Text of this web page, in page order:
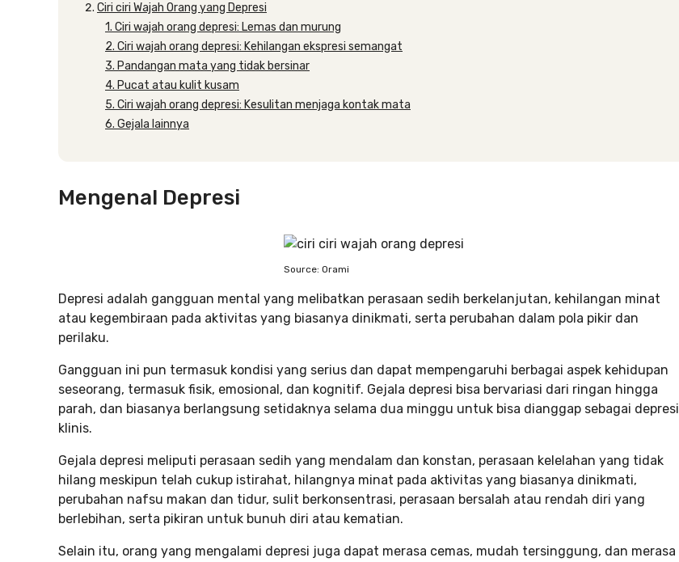
Ciri ciri Wajah Orang yang Depresi
1. Ciri wajah orang depresi: Lemas dan murung
2. Ciri wajah orang depresi: Kehilangan ekspresi semangat
3. Pandangan mata yang tidak bersinar
4. Pucat atau kulit kusam
5. Ciri wajah orang depresi: Kesulitan menjaga kontak mata
6. Gejala lainnya
Mengenal Depresi
Source: Orami
Depresi adalah gangguan mental yang melibatkan perasaan sedih berkelanjutan, kehilangan minat
atau kegembiraan pada aktivitas yang biasanya dinikmati, serta perubahan dalam pola pikir dan
perilaku.
Gangguan ini pun termasuk kondisi yang serius dan dapat mempengaruhi berbagai aspek kehidupan
seseorang, termasuk fisik, emosional, dan kognitif. Gejala depresi bisa bervariasi dari ringan hingga
parah, dan biasanya berlangsung setidaknya selama dua minggu untuk bisa dianggap sebagai depresi
klinis.
Gejala depresi meliputi perasaan sedih yang mendalam dan konstan, perasaan kelelahan yang tidak
hilang meskipun telah cukup istirahat, hilangnya minat pada aktivitas yang biasanya dinikmati,
perubahan nafsu makan dan tidur, sulit berkonsentrasi, perasaan bersalah atau rendah diri yang
berlebihan, serta pikiran untuk bunuh diri atau kematian.
Selain itu, orang yang mengalami depresi juga dapat merasa cemas, mudah tersinggung, dan merasa